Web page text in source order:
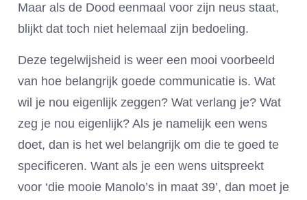
Maar als de Dood eenmaal voor zijn neus staat,
blijkt dat toch niet helemaal zijn bedoeling.
Deze tegelwijsheid is weer een mooi voorbeeld
van hoe belangrijk goede communicatie is. Wat
wil je nou eigenlijk zeggen? Wat verlang je? Wat
zeg je nou eigenlijk? Als je namelijk een wens
doet, dan is het wel belangrijk om die te goed te
specificeren. Want als je een wens uitspreekt
voor ‘die mooie Manolo’s in maat 39’, dan moet je